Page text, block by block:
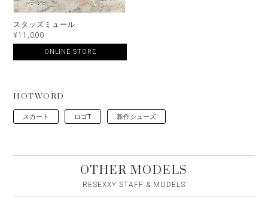
スタッズミュール
¥11,000
ONLINE STORE
HOTWORD
スカート ロゴT 新作シューズ
OTHER MODELS
RESEXXY STAFF & MODELS